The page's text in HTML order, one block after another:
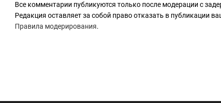
Все комментарии публикуются только после модерации с
Редакция оставляет за собой право отказать в публикации
Правила модерирования.